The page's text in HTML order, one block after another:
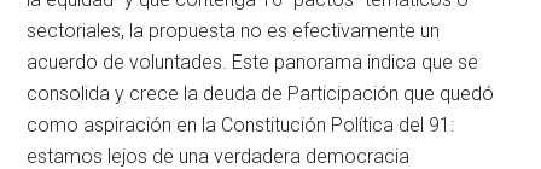
sectoriales, la propuesta no es efectivamente un
acuerdo de voluntades. Este panorama indica que se
consolida y crece la deuda de Participación que quedó
como aspiración en la Constitución Política del 91:
estamos lejos de una verdadera democracia